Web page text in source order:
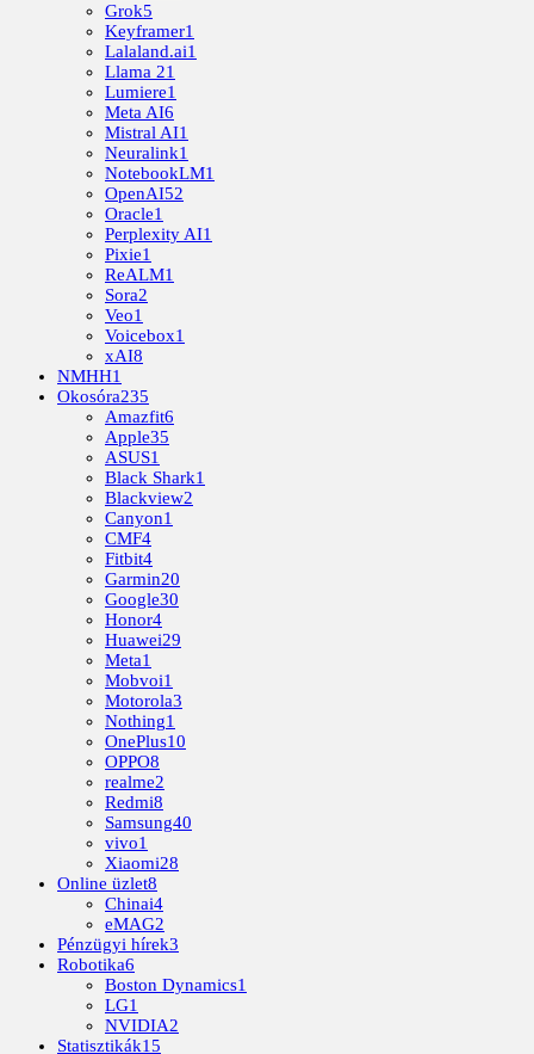
Grok5
Keyframer1
Lalaland.ai1
Llama 21
Lumiere1
Meta AI6
Mistral AI1
Neuralink1
NotebookLM1
OpenAI52
Oracle1
Perplexity AI1
Pixie1
ReALM1
Sora2
Veo1
Voicebox1
xAI8
NMHH1
Okosóra235
Amazfit6
Apple35
ASUS1
Black Shark1
Blackview2
Canyon1
CMF4
Fitbit4
Garmin20
Google30
Honor4
Huawei29
Meta1
Mobvoi1
Motorola3
Nothing1
OnePlus10
OPPO8
realme2
Redmi8
Samsung40
vivo1
Xiaomi28
Online üzlet8
Chinai4
eMAG2
Pénzügyi hírek3
Robotika6
Boston Dynamics1
LG1
NVIDIA2
Statisztikák15